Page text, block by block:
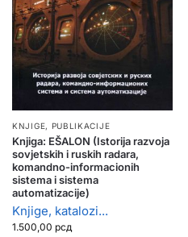
KNJIGE, PUBLIKACIJE
Knjiga: EŠALON (Istorija razvoja
sovjetskih i ruskih radara,
komandno-informacionih
sistema i sistema
automatizacije)
Knjige, katalozi...
1.500,00 рсд